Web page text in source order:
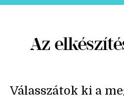
Az
Válasszátok ki a